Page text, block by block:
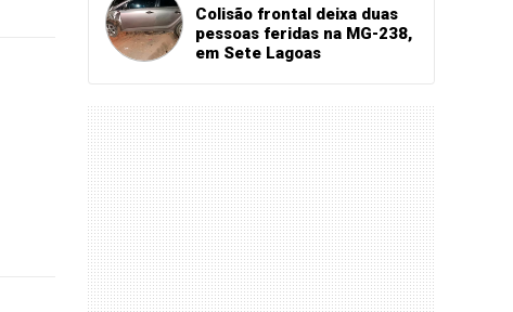
Colisão frontal deixa duas
pessoas feridas na MG-238,
em Sete Lagoas